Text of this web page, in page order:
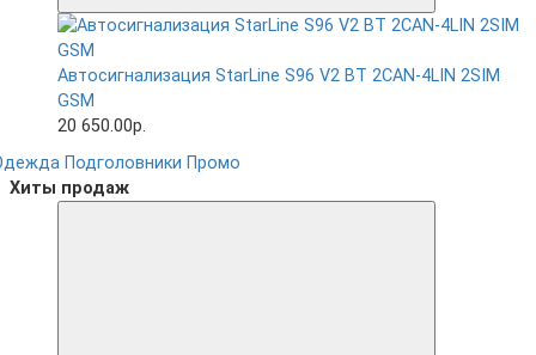
Автосигнализация StarLine S96 V2 BT 2CAN-4LIN 2SIM
GSM
20 650.00р.
Подголовники Промо
Хиты продаж